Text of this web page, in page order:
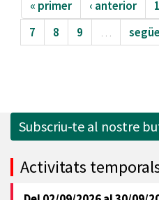
« primer ‹ anterior 1
7
8 9 …
Subscriu-te al nostre
Activitats